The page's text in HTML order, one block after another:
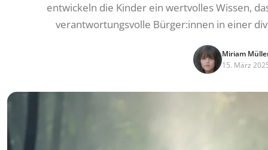
entwickeln die Kinder ein wertvolles Wissen,
verantwortungsvolle Bürger:innen in einer
Miriam
15. März